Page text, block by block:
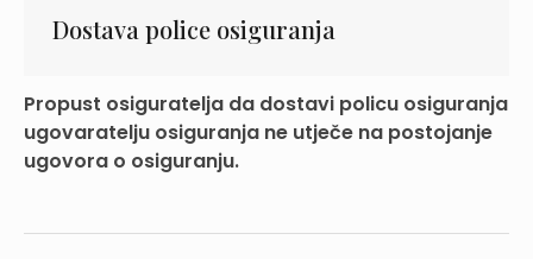
Dostava police osiguranja
Propust osiguratelja da dostavi policu osiguranja
ugovaratelju osiguranja ne utječe na postojanje
ugovora o osiguranju.